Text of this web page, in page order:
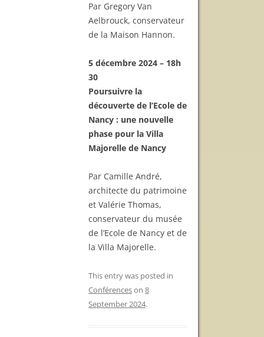
Par Gregory Van
Aelbrouck, conservateur
de la Maison Hannon.
5 décembre 2024 – 18h
30
Poursuivre la
découverte de l’Ecole de
Nancy : une nouvelle
phase pour la Villa
Majorelle de Nancy
Par Camille André,
architecte du patrimoine
et Valérie Thomas,
conservateur du musée
de l’Ecole de Nancy et de
la Villa Majorelle.
This entry was posted in
Conférenceson 8
September 2024.